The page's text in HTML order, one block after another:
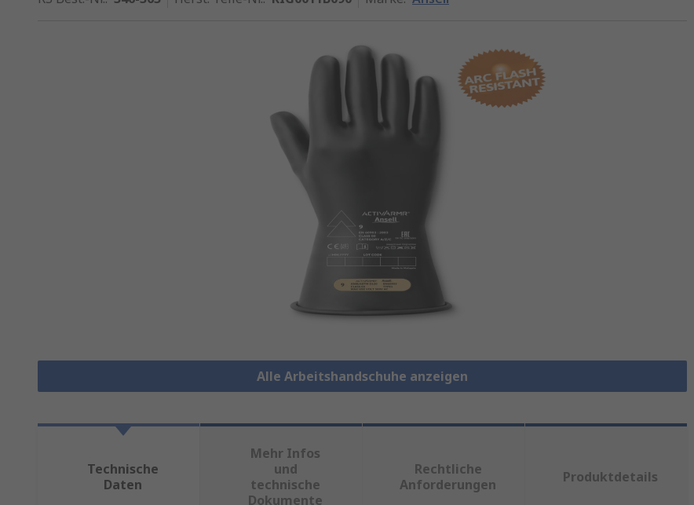
Alle Arbeitshandschuhe anzeigen
Technische
Daten
Mehr Infos
und
technische
Dokumente
Rechtliche
Anforderungen
Produktdetails